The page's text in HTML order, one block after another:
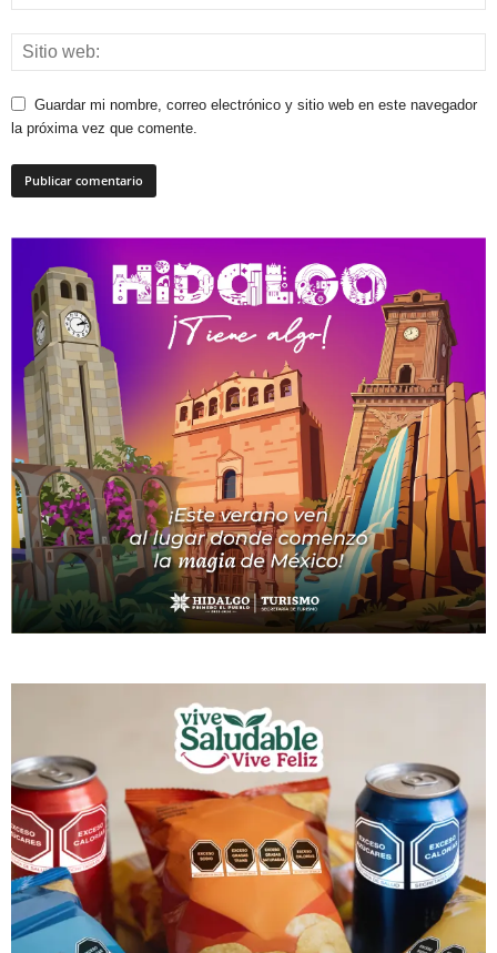
Guardar mi nombre, correo electrónico y sitio web en este navegador
la próxima vez que comente.